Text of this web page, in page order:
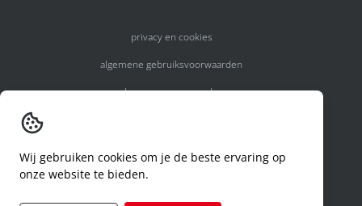
privacy en cookies
algemene gebruiksvoorwaarden
algemene voorwaarden
code of conduct
aanvraag rechten ivm privacy
Wij gebruiken cookies om je de beste ervaring op
onze website te bieden.